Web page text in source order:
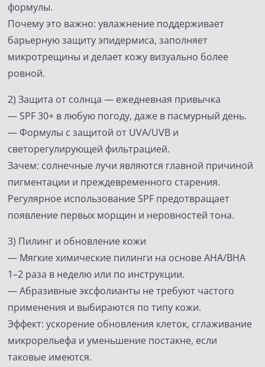
формулы.
Почему это важно: увлажнение поддерживает
барьерную защиту эпидермиса, заполняет
микротрещины и делает кожу визуально более
ровной.
2) Защита от солнца — ежедневная привычка
— SPF 30+ в любую погоду, даже в пасмурный день.
— Формулы с защитой от UVA/UVB и
светорегулирующей фильтрацией.
Зачем: солнечные лучи являются главной причиной
пигментации и преждевременного старения.
Регулярное использование SPF предотвращает
появление первых морщин и неровностей тона.
3) Пилинг и обновление кожи
— Мягкие химические пилинги на основе AHA/BHA
1–2 раза в неделю или по инструкции.
— Абразивные эксфолианты не требуют частого
применения и выбираются по типу кожи.
Эффект: ускорение обновления клеток, сглаживание
микрорельефа и уменьшение постакне, если
таковые имеются.